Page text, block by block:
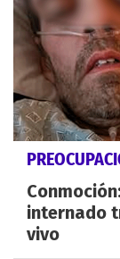
internado
vivo